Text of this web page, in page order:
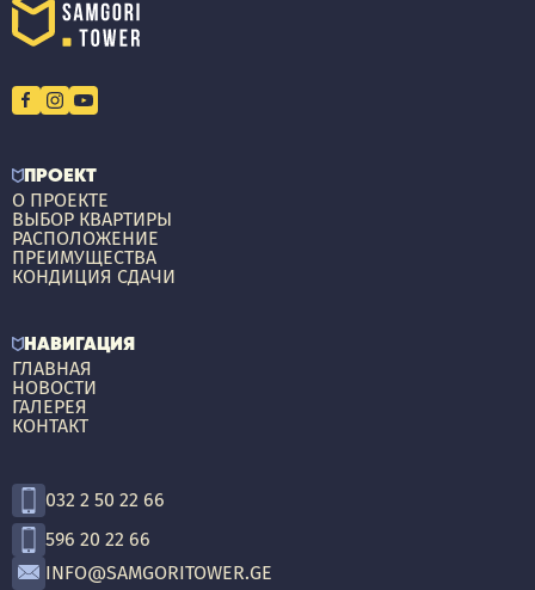
ПРОЕКТ
О ПРОЕКТЕ
ВЫБОР КВАРТИРЫ
РАСПОЛОЖЕНИЕ
ПРЕИМУЩЕСТВА
КОНДИЦИЯ СДАЧИ
НАВИГАЦИЯ
ГЛАВНАЯ
НОВОСТИ
ГАЛЕРЕЯ
КОНТАКТ
032 2 50 22 66
596 20 22 66
INFO@SAMGORITOWER.GE